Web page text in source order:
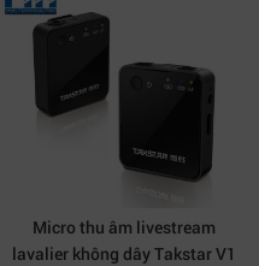
Micro thu âm livestream
lavalier không dây Takstar V1